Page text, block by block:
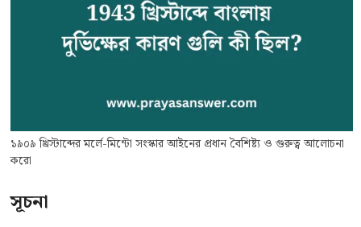
১৯০৯ খ্রিস্টাব্দের মর্লে-মিন্টো সংস্কার আইনের প্রধান বৈশিষ্ট্য ও গুরুত্ব আলোচনা
করো
সূচনা